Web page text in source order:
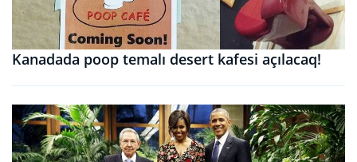
Kanadada poop temalı desert kafesi açılacaq!